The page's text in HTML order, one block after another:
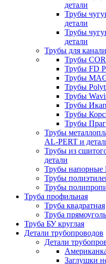
детали
Трубы
детали
Трубы
детали
Трубы для
Трубы
Трубы FD
Трубы
Трубы
Трубы
Трубы
Трубы
Трубы
Трубы
AL-PERT и
Трубы из
детали
Трубы
Трубы
Трубы
Труба профильная
Труба квадратная
Труба
Труба БУ круглая
Детали трубопроводов
Детали
Заглушки